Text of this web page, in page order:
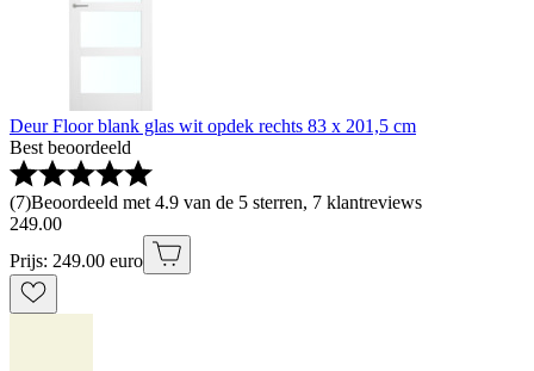
Deur Floor blank glas wit opdek rechts 83 x 201,5 cm
Best beoordeeld
(7)Beoordeeld met 4.9 van de 5 sterren, 7 klantreviews
249.00
Prijs: 249.00 euro